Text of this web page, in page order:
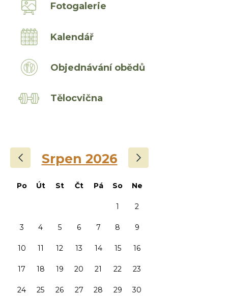
Fotogalerie
Kalendář
Objednávání obědů
Tělocvična
Srpen 2026 ›
Po Út St Čt Pá So Ne
1 2
3 4 5 6 7 8 9
10 11 12 13 14 15 16
17 18 19 20 21 22 23
24 25 26 27 28 29 30